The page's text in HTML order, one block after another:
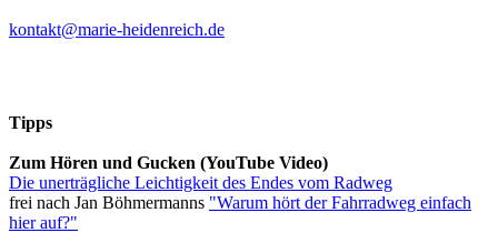
kontakt@marie-heidenreich.de
Tipps
Zum Hören und Gucken (YouTube Video)
Die unerträgliche Leichtigkeit des Endes vom Radweg
frei nach Jan Böhmermanns "Warum hört der Fahrradweg einfach
hier auf?"